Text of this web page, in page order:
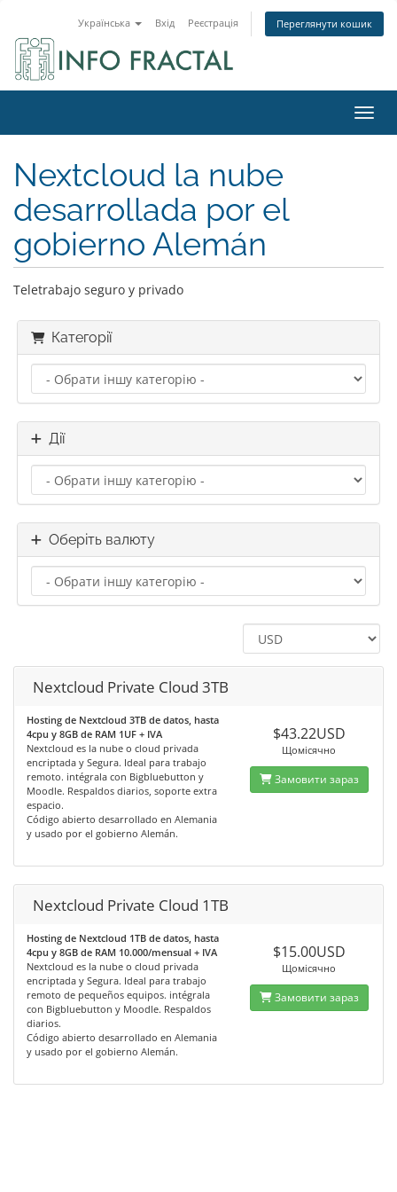
Українська Вхід Реєстрація Переглянути кошик
Nextcloud la nube
desarrollada por el
gobierno Alemán
Teletrabajo seguro y privado
Категорії
Дії
Оберіть валюту
Nextcloud Private Cloud 3TB
Hosting de Nextcloud 3TB de datos, hasta
4cpu y 8GB de RAM 1UF + IVA
Nextcloud es la nube o cloud privada
encriptada y Segura. Ideal para trabajo
remoto. intégrala con Bigbluebutton y
Moodle. Respaldos diarios, soporte extra
espacio.
Código abierto desarrollado en Alemania
y usado por el gobierno Alemán.
$43.22USD
Щомісячно
Замовити зараз
Nextcloud Private Cloud 1TB
Hosting de Nextcloud 1TB de datos, hasta
4cpu y 8GB de RAM 10.000/mensual + IVA
Nextcloud es la nube o cloud privada
encriptada y Segura. Ideal para trabajo
remoto de pequeños equipos. intégrala
con Bigbluebutton y Moodle. Respaldos
diarios.
Código abierto desarrollado en Alemania
y usado por el gobierno Alemán.
$15.00USD
Щомісячно
Замовити зараз